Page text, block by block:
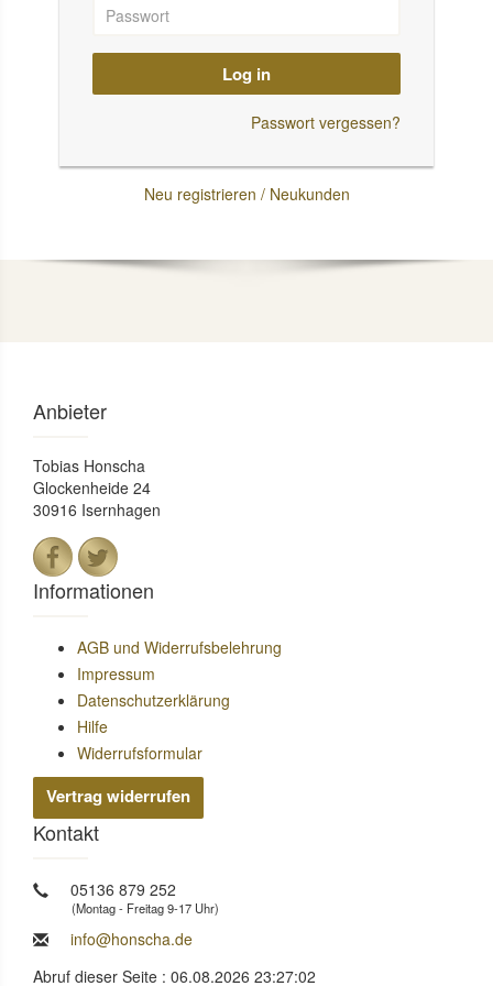
Log in
Passwort vergessen?
Neu registrieren / Neukunden
Anbieter
Tobias Honscha
Glockenheide 24
30916 Isernhagen
Informationen
AGB und Widerrufsbelehrung
Impressum
Datenschutzerklärung
Hilfe
Widerrufsformular
Vertrag widerrufen
Kontakt
05136 879 252
(Montag - Freitag 9-17 Uhr)
info@honscha.de
Abruf dieser Seite : 06.08.2026 23:27:02